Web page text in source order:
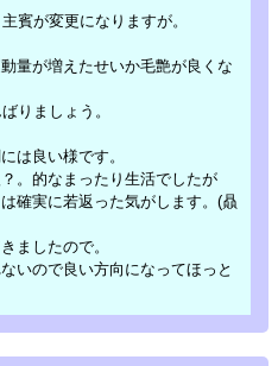
賓が変更になりますが。
量が増えたせいか毛艶が良くな
りましょう。
は良い様です。
。的なまったり生活でしたが
確実に若返った気がします。(贔
ましたので。
いので良い方向になってほっと